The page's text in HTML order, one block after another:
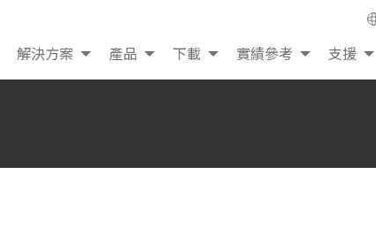
解決方案
產品 下載 實績參考 支援